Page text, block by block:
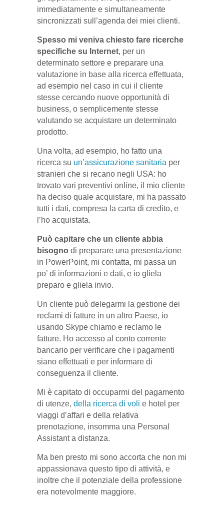
immediatamente e simultaneamente
sincronizzati sull’agenda dei miei clienti.
Spesso mi veniva chiesto fare ricerche
specifiche su Internet, per un
determinato settore e preparare una
valutazione in base alla ricerca effettuata,
ad esempio nel caso in cui il cliente
stesse cercando nuove opportunità di
business, o semplicemente stesse
valutando se acquistare un determinato
prodotto.
Una volta, ad esempio, ho fatto una
ricerca su un’assicurazione sanitaria per
stranieri che si recano negli USA: ho
trovato vari preventivi online, il mio cliente
ha deciso quale acquistare, mi ha passato
tutti i dati, compresa la carta di credito, e
l’ho acquistata.
Può capitare che un cliente abbia
bisogno di preparare una presentazione
in PowerPoint, mi contatta, mi passa un
po’ di informazioni e dati, e io gliela
preparo e gliela invio.
Un cliente può delegarmi la gestione dei
reclami di fatture in un altro Paese, io
usando Skype chiamo e reclamo le
fatture. Ho accesso al conto corrente
bancario per verificare che i pagamenti
siano effettuati e per informare di
conseguenza il cliente.
Mi è capitato di occuparmi del pagamento
di utenze, della ricerca di voli e hotel per
viaggi d’affari e della relativa
prenotazione, insomma una Personal
Assistant a distanza.
Ma ben presto mi sono accorta che non mi
appassionava questo tipo di attività, e
inoltre che il potenziale della professione
era notevolmente maggiore.